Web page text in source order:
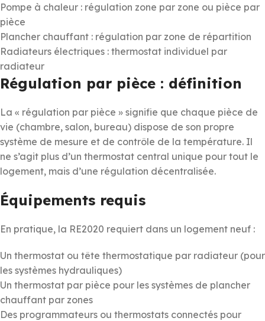
Pompe à chaleur : régulation zone par zone ou pièce par
pièce
Plancher chauffant : régulation par zone de répartition
Radiateurs électriques : thermostat individuel par
radiateur
Régulation par pièce : définition
La « régulation par pièce » signifie que chaque pièce de
vie (chambre, salon, bureau) dispose de son propre
système de mesure et de contrôle de la température. Il
ne s’agit plus d’un thermostat central unique pour tout le
logement, mais d’une régulation décentralisée.
Équipements requis
En pratique, la RE2020 requiert dans un logement neuf :
Un thermostat ou tête thermostatique par radiateur (pour
les systèmes hydrauliques)
Un thermostat par pièce pour les systèmes de plancher
chauffant par zones
Des programmateurs ou thermostats connectés pour